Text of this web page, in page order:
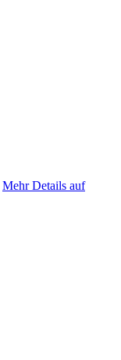
Mehr Details auf